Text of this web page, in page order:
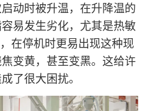
动时被升温，在升降温的
易发生劣化，尤其是热敏
在停机时更易出现这种现
变黄，甚至变黑。这给许
了很大困扰。